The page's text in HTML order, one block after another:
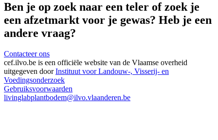
Ben je op zoek naar een teler of zoek je
een afzetmarkt voor je gewas? Heb je een
andere vraag?
Contacteer ons
cef.ilvo.be is een officiële website van de Vlaamse overheid
uitgegeven doorInstituut voor Landouw-, Visserij- en
Voedingsonderzoek
Gebruiksvoorwaarden
livinglabplantbodem@ilvo.vlaanderen.be